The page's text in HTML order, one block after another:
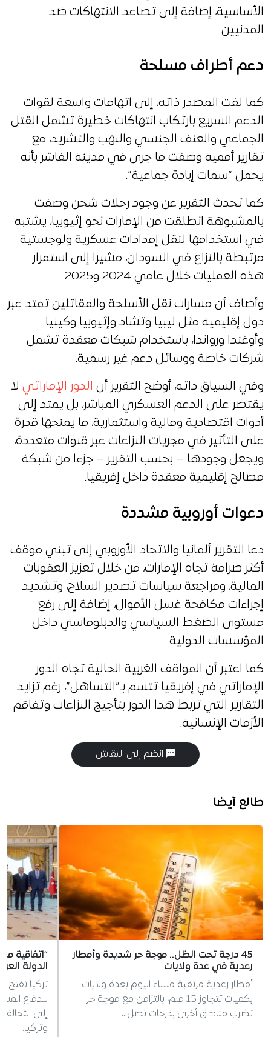
الأساسية، إضافة إلى تصاعد الانتهاكات ضد
المدنيين.
دعم أطراف مسلحة
كما لفت المصدر ذاته، إلى اتهامات واسعة لقوات
الدعم السريع بارتكاب انتهاكات خطيرة تشمل القتل
الجماعي والعنف الجنسي والنهب والتشريد، مع
تقارير أممية وصفت ما جرى في مدينة الفاشر بأنه
يحمل “سمات إبادة جماعية”.
كما تحدث التقرير عن وجود رحلات شحن وصفت
بالمشبوهة انطلقت من الإمارات نحو إثيوبيا، يشتبه
في استخدامها لنقل إمدادات عسكرية ولوجستية
مرتبطة بالنزاع في السودان، مشيرا إلى استمرار
هذه العمليات خلال عامي 2024 و2025.
وأضاف أن مسارات نقل الأسلحة والمقاتلين تمتد عبر
دول إقليمية مثل ليبيا وتشاد وإثيوبيا وكينيا
وأوغندا ورواندا، باستخدام شبكات معقدة تشمل
شركات خاصة ووسائل دعم غير رسمية.
وفي السياق ذاته، أوضح التقرير أن الدور الإماراتي لا
يقتصر على الدعم العسكري المباشر، بل يمتد إلى
أدوات اقتصادية ومالية واستثمارية، ما يمنحها قدرة
على التأثير في مجريات النزاعات عبر قنوات متعددة،
ويجعل وجودها – بحسب التقرير – جزءا من شبكة
مصالح إقليمية معقدة داخل إفريقيا.
دعوات أوروبية مشددة
دعا التقرير ألمانيا والاتحاد الأوروبي إلى تبني موقف
أكثر صرامة تجاه الإمارات، من خلال تعزيز العقوبات
المالية، ومراجعة سياسات تصدير السلاح، وتشديد
إجراءات مكافحة غسل الأموال، إضافة إلى رفع
مستوى الضغط السياسي والدبلوماسي داخل
المؤسسات الدولية.
كما اعتبر أن المواقف الغربية الحالية تجاه الدور
الإماراتي في إفريقيا تتسم بـ”التساهل”، رغم تزايد
التقارير التي تربط هذا الدور بتأجيج النزاعات وتفاقم
الأزمات الإنسانية.
انضم إلى النقاش
طالع أيضا
45 درجة تحت الظل.. موجة حر شديدة وأمطار
رعدية في عدة ولايات
أمطار رعدية مرتقبة مساء اليوم بعدة ولايات
بكميات تتجاوز 15 ملم، بالتزامن مع موجة حر
تضرب مناطق أخرى بدرجات تصل…
“اتفاقية
الدولة
تركيا تفتح
للدفاع
إلى
وتركيا.